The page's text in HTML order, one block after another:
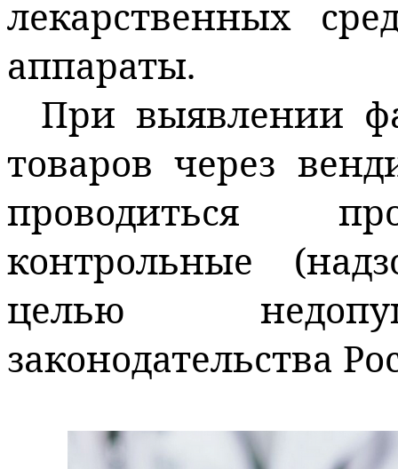
лекарственных
аппараты.
При выявлении
товаров через
проводиться
контрольные
целью
законодательства